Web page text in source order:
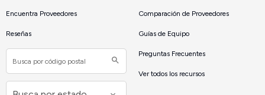
Encuentra Proveedores
Reseñas
Comparación de Proveedores
Guías de Equipo
Preguntas Frecuentes
Ver todos los recursos